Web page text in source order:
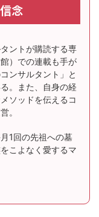
念
ントが購読する専
）での連載も手が
ンサルタント」と
。また、自身の経
ソッドを伝えるコ
。
1回の先祖への墓
こよなく愛するマ